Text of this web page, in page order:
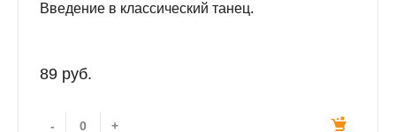
Введение в классический танец.
89 руб.
- +